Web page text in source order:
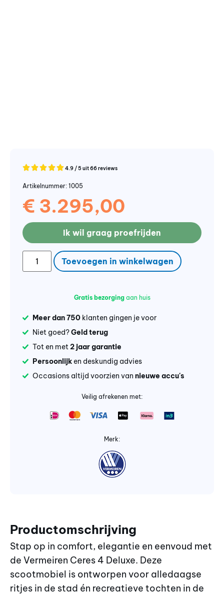
4.9 / 5 uit 66 reviews
Artikelnummer: 1005
€ 3.295,00
Ik wil graag proefrijden
Toevoegen in winkelwagen
Gratis bezorgingaan huis
Meer dan 750 klanten gingen je voor
Niet goed?Geld terug
Tot en met2 jaar garantie
Persoonlijk en deskundig advies
Occasions altijd voorzien van nieuwe accu's
Veilig afrekenen met:
Merk:
Productomschrijving
Stap op in comfort, elegantie en eenvoud met
de Vermeiren Ceres 4 Deluxe. Deze
scootmobiel is ontworpen voor alledaagse
ritjes in de stad én recreatieve tochten in de